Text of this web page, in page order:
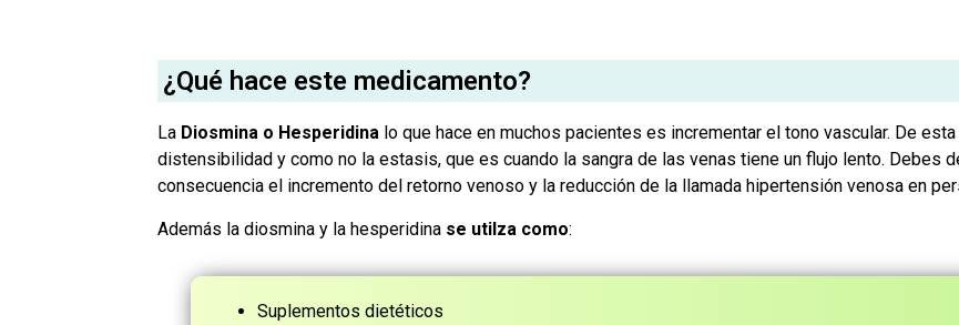
¿Qué hace este medicamento?
La Diosmina o Hesperidina lo que hace en muchos pacientes es incrementar el tono vascular. De
distensibilidad y como no la estasis, que es cuando la sangra de las venas tiene un flujo lento. Debes
consecuencia el incremento del retorno venoso y la reducción de la llamada hipertensión venosa en
Además la diosmina y la hesperidina se utilza como:
Suplementos dietéticos